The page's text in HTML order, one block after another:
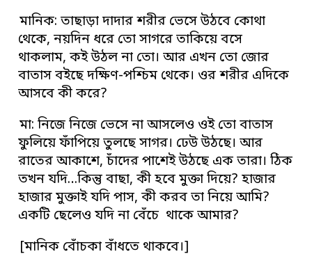
মানিক: তাছাড়া দাদার শরীর ভেসে উঠবে কোথা
থেকে, নয়দিন ধরে তো সাগরে তাকিয়ে বসে
থাকলাম, কই উঠল না তো। আর এখন তো জোর
বাতাস বইছে দক্ষিণ-পশ্চিম থেকে। ওর শরীর এদিকে
আসবে কী করে?
মা: নিজে নিজে ভেসে না আসলেও ওই তো বাতাস
ফুলিয়ে ফাঁপিয়ে তুলছে সাগর। ঢেউ উঠছে। আর
রাতের আকাশে, চাঁদের পাশেই উঠছে এক তারা। ঠিক
তখন যদি…কিন্তু বাছা, কী হবে মুক্তা দিয়ে? হাজার
হাজার মুক্তাই যদি পাস‌, কী করব তা নিয়ে আমি?
একটি ছেলেও যদি না বেঁচে থাকে আমার?
[মানিক বোঁচকা বাঁধতে থাকবে।]